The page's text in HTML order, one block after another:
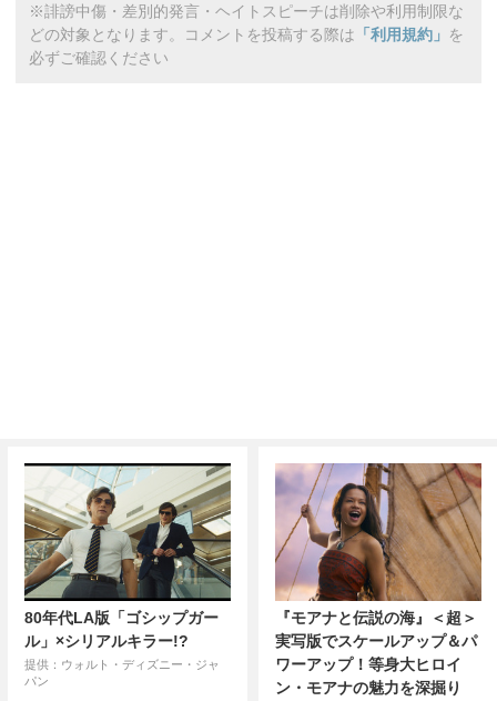
※誹謗中傷・差別的発言・ヘイトスピーチは削除や利用制限な
どの対象となります。コメントを投稿する際は 「利用規約」 を
必ずご確認ください
80年代LA版「ゴシップガー
ル」×シリアルキラー!?
提供：ウォルト・ディズニー・ジャ
パン
『モアナと伝説の海』＜超＞
実写版でスケールアップ＆パ
ワーアップ！等身大ヒロイ
ン・モアナの魅力を深掘り